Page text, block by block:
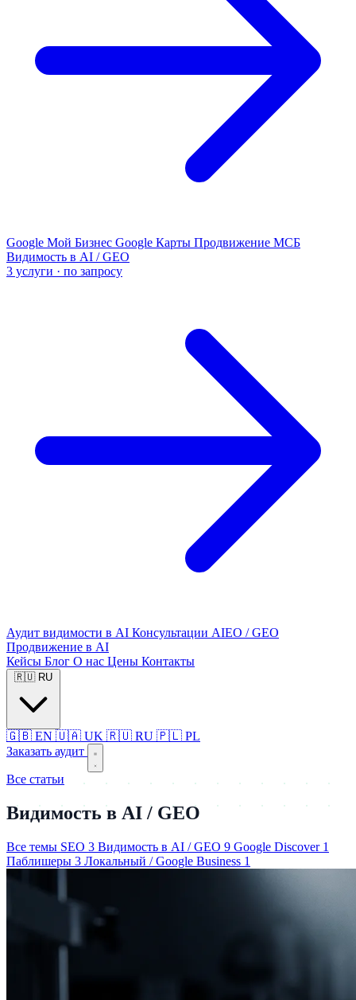
Google Мой Бизнес Google Карты Продвижение МСБ
Видимость в AI / GEO
3 услуги · по запросу
Аудит видимости в AI Консультации AIEO / GEO
Продвижение в AI
Кейсы Блог О нас Цены Контакты
🇷🇺 RU
🇬🇧 EN 🇺🇦 UK 🇷🇺 RU 🇵🇱 PL
Заказать аудит
Все статьи
Видимость в AI / GEO
Все темы SEO 3 Видимость в AI / GEO 9 Google Discover 1
Паблишеры 3 Локальный / Google Business 1